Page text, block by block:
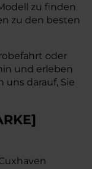
zu finden
zu den besten
oder
und erleben
uns darauf, Sie
]